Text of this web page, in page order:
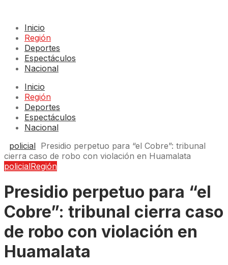
Inicio
Región
Deportes
Espectáculos
Nacional
Inicio
Región
Deportes
Espectáculos
Nacional
policial Presidio perpetuo para “el Cobre”: tribunal
cierra caso de robo con violación en Huamalata
policialRegión
Presidio perpetuo para “el
Cobre”: tribunal cierra caso
de robo con violación en
Huamalata